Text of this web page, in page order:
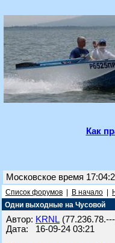
Как
Московское время
Список форумов В начало
Одни выходные на Чусовой
Автор: KRNL
Дата: 16-09-24 03:21